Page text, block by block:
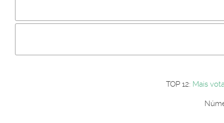
Os
Primeiro autentique-se...
TOP 12: Mais